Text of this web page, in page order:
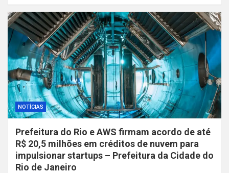
NOTÍCIAS
Prefeitura do Rio e AWS firmam acordo de até
R$ 20,5 milhões em créditos de nuvem para
impulsionar startups – Prefeitura da Cidade do
Rio de Janeiro